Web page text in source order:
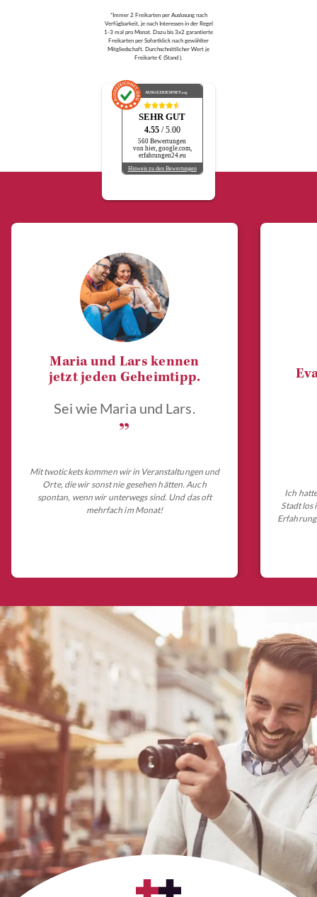
*Immer 2 Freikarten per Auslosung nach
Verfügbarkeit, je nach Interessen in der Regel
1-3 mal pro Monat. Dazu bis 3x2 garantierte
Freikarten per Sofortklick nach gewählter
Mitgliedschaft. Durchschnittlicher Wert je
Freikarte € (Stand ).
AUSGEZEICHNET.org
SEHR GUT
4.55 / 5.00
560 Bewertungen
von hier, google.com,
erfahrungen24.eu
Hinweis zu den Bewertungen
Maria und Lars kennen
jetzt jeden Geheimtipp.
Sei wie Maria und Lars.
„
Mit twotickets kommen wir in Veranstaltungen und
Orte, die wir sonst nie gesehen hätten. Auch
spontan, wenn wir unterwegs sind. Und das oft
mehrfach im Monat!
Ich
Stadt los